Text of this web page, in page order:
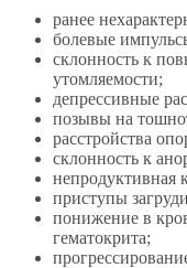
ранее
болевые
склонность к
утомляемости;
депрессивные
позывы на
расстройства
склонность к
непродуктивная
приступы
понижение в
гематокрита;